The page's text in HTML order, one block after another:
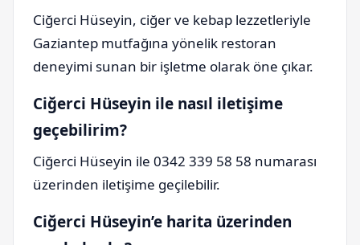
Ciğerci Hüseyin, ciğer ve kebap lezzetleriyle
Gaziantep mutfağına yönelik restoran
deneyimi sunan bir işletme olarak öne çıkar.
Ciğerci Hüseyin ile nasıl iletişime
geçebilirim?
Ciğerci Hüseyin ile 0342 339 58 58 numarası
üzerinden iletişime geçilebilir.
Ciğerci Hüseyin’e harita üzerinden